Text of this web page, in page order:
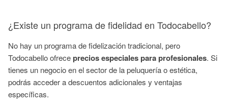
¿Existe un programa de fidelidad en Todocabello?
No hay un programa de fidelización tradicional, pero
Todocabello ofreceprecios especiales para profesionales. Si
tienes un negocio en el sector de la peluquería o estética,
podrás acceder a descuentos adicionales y ventajas
específicas.